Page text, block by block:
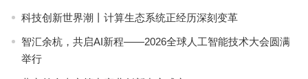
科技创新世界潮丨计算生态系统正经历深刻变革
智汇余杭，共启AI新程——2026全球人工智能技术大会圆满
举行